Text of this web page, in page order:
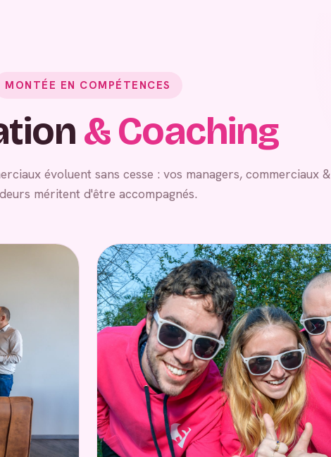
MONTÉE EN COMPÉTENCES
& Coaching
évoluent sans cesse : vos managers, commerciaux &
méritent d'être accompagnés.